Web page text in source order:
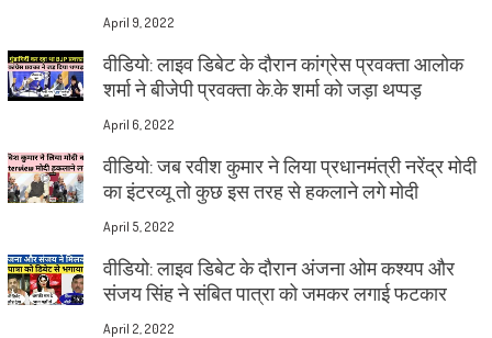
April 9, 2022
वीडियो: लाइव डिबेट के दौरान कांग्रेस प्रवक्ता आलोक
शर्मा ने बीजेपी प्रवक्ता के.के शर्मा को जड़ा थप्पड़
April 6, 2022
वीडियो: जब रवीश कुमार ने लिया प्रधानमंत्री नरेंद्र मोदी
का इंटरव्यू तो कुछ इस तरह से हकलाने लगे मोदी
April 5, 2022
वीडियो: लाइव डिबेट के दौरान अंजना ओम कश्यप और
संजय सिंह ने संबित पात्रा को जमकर लगाई फटकार
April 2, 2022